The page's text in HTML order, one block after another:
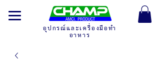
อุปกรณ์และเครื่องมือทำ
อาหาร